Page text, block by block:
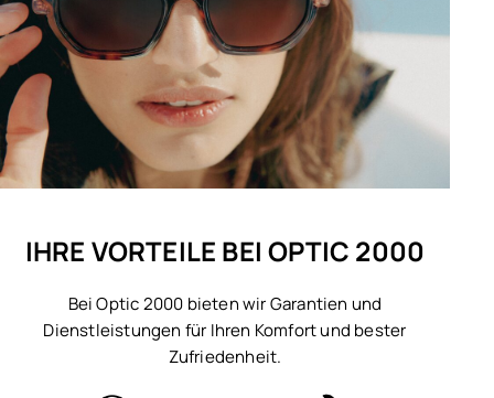
IHRE VORTEILE BEI OPTIC 2000
Bei Optic 2000 bieten wir Garantien und
Dienstleistungen für Ihren Komfort und bester
Zufriedenheit.